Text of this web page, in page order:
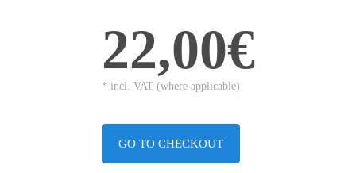
22,00€
* incl. VAT (where applicable)
GO TO CHECKOUT